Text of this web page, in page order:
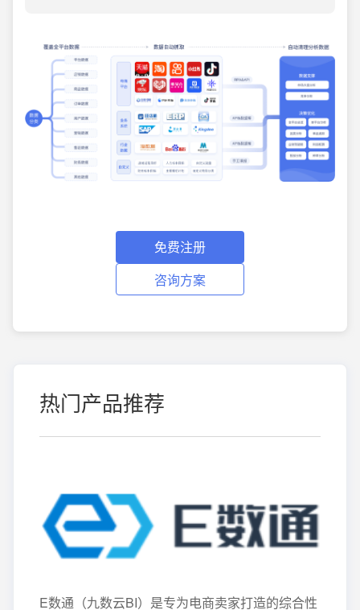
免费注册
咨询方案
热门产品推荐
E数通（九数云BI）是专为电商卖家打造的综合性